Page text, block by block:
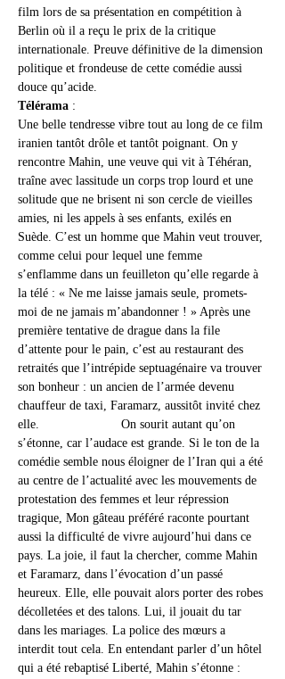
film lors de sa présentation en compétition à
Berlin où il a reçu le prix de la critique
internationale. Preuve définitive de la dimension
politique et frondeuse de cette comédie aussi
douce qu’acide.
Télérama :
Une belle tendresse vibre tout au long de ce film
iranien tantôt drôle et tantôt poignant. On y
rencontre Mahin, une veuve qui vit à Téhéran,
traîne avec lassitude un corps trop lourd et une
solitude que ne brisent ni son cercle de vieilles
amies, ni les appels à ses enfants, exilés en
Suède. C’est un homme que Mahin veut trouver,
comme celui pour lequel une femme
s’enflamme dans un feuilleton qu’elle regarde à
la télé : « Ne me laisse jamais seule, promets-
moi de ne jamais m’abandonner ! » Après une
première tentative de drague dans la file
d’attente pour le pain, c’est au restaurant des
retraités que l’intrépide septuagénaire va trouver
son bonheur : un ancien de l’armée devenu
chauffeur de taxi, Faramarz, aussitôt invité chez
elle.                       On sourit autant qu’on
s’étonne, car l’audace est grande. Si le ton de la
comédie semble nous éloigner de l’Iran qui a été
au centre de l’actualité avec les mouvements de
protestation des femmes et leur répression
tragique, Mon gâteau préféré raconte pourtant
aussi la difficulté de vivre aujourd’hui dans ce
pays. La joie, il faut la chercher, comme Mahin
et Faramarz, dans l’évocation d’un passé
heureux. Elle, elle pouvait alors porter des robes
décolletées et des talons. Lui, il jouait du tar
dans les mariages. La police des mœurs a
interdit tout cela. En entendant parler d’un hôtel
qui a été rebaptisé Liberté, Mahin s’étonne :